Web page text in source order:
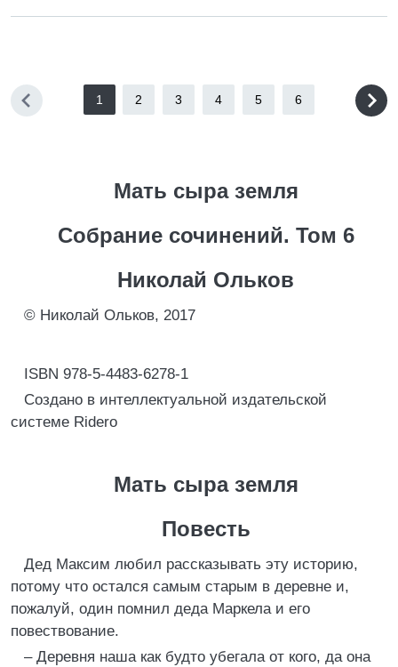
1 2 3 4 5 6
Мать сыра земля
Собрание сочинений. Том 6
Николай Ольков
© Николай Ольков, 2017
ISBN 978-5-4483-6278-1
Создано в интеллектуальной издательской
системе Ridero
Мать сыра земля
Повесть
Дед Максим любил рассказывать эту историю,
потому что остался самым старым в деревне и,
пожалуй, один помнил деда Маркела и его
повествование.
– Деревня наша как будто убегала от кого, да она